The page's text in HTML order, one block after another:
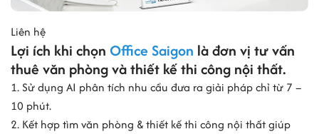
Liên hệ
Lợi ích khi chọn Office Saigon là đơn vị tư vấn
thuê văn phòng và thiết kế thi công nội thất.
1. Sử dụng AI phân tích nhu cầu đưa ra giải pháp chỉ từ 7 –
10 phút.
2. Kết hợp tìm văn phòng & thiết kế thi công nội thất giúp